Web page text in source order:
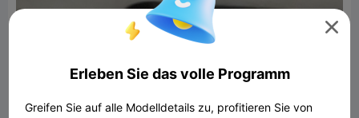

Erleben Sie das volle Programm
Greifen Sie auf alle Modelldetails zu, profitieren Sie von